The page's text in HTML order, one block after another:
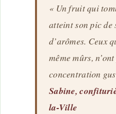
« Un fruit qui
atteint son pic de
d’arômes. Ceux
même mûrs,
concentration
Sabine,
la-Ville